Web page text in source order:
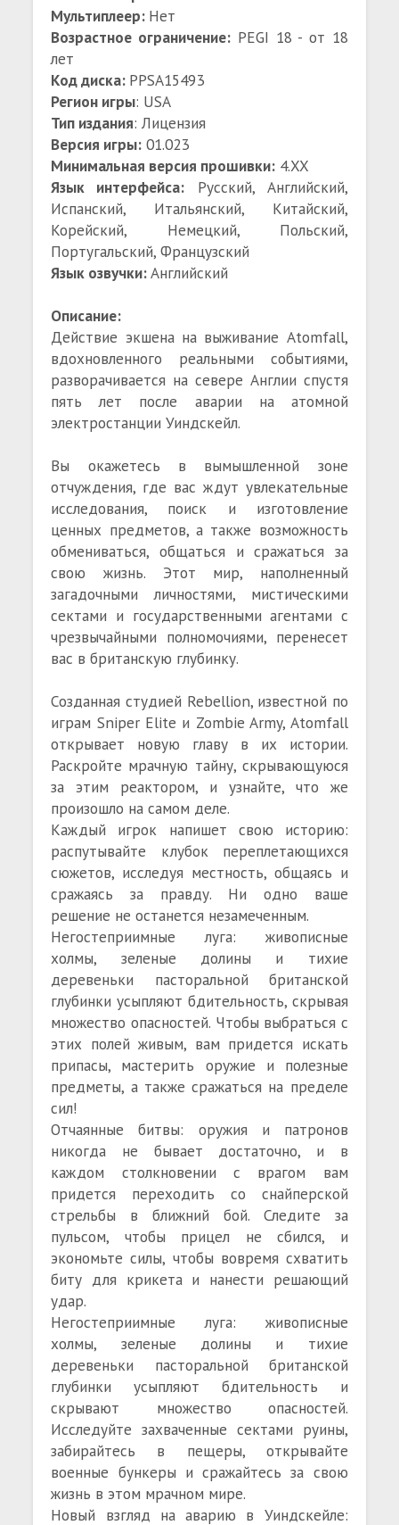
Мультиплеер: Нет
Возрастное ограничение: PEGI 18 - от 18
лет
Код диска: PPSA15493
Регион игры: USA
Тип издания: Лицензия
Версия игры: 01.023
Минимальная версия прошивки: 4.XX
Язык интерфейса: Русский, Английский,
Испанский, Итальянский, Китайский,
Корейский, Немецкий, Польский,
Португальский, Французский
Язык озвучки:Английский
Описание:
Действие экшена на выживание Atomfall,
вдохновленного реальными событиями,
разворачивается на севере Англии спустя
пять лет после аварии на атомной
электростанции Уиндскейл.
Вы окажетесь в вымышленной зоне
отчуждения, где вас ждут увлекательные
исследования, поиск и изготовление
ценных предметов, а также возможность
обмениваться, общаться и сражаться за
свою жизнь. Этот мир, наполненный
загадочными личностями, мистическими
сектами и государственными агентами с
чрезвычайными полномочиями, перенесет
вас в британскую глубинку.
Созданная студией Rebellion, известной по
играм Sniper Elite и Zombie Army, Atomfall
открывает новую главу в их истории.
Раскройте мрачную тайну, скрывающуюся
за этим реактором, и узнайте, что же
произошло на самом деле.
Каждый игрок напишет свою историю:
распутывайте клубок переплетающихся
сюжетов, исследуя местность, общаясь и
сражаясь за правду. Ни одно ваше
решение не останется незамеченным.
Негостеприимные луга: живописные
холмы, зеленые долины и тихие
деревеньки пасторальной британской
глубинки усыпляют бдительность, скрывая
множество опасностей. Чтобы выбраться с
этих полей живым, вам придется искать
припасы, мастерить оружие и полезные
предметы, а также сражаться на пределе
сил!
Отчаянные битвы: оружия и патронов
никогда не бывает достаточно, и в
каждом столкновении с врагом вам
придется переходить со снайперской
стрельбы в ближний бой. Следите за
пульсом, чтобы прицел не сбился, и
экономьте силы, чтобы вовремя схватить
биту для крикета и нанести решающий
удар.
Негостеприимные луга: живописные
холмы, зеленые долины и тихие
деревеньки пасторальной британской
глубинки усыпляют бдительность и
скрывают множество опасностей.
Исследуйте захваченные сектами руины,
забирайтесь в пещеры, открывайте
военные бункеры и сражайтесь за свою
жизнь в этом мрачном мире.
Новый взгляд на аварию в Уиндскейле: